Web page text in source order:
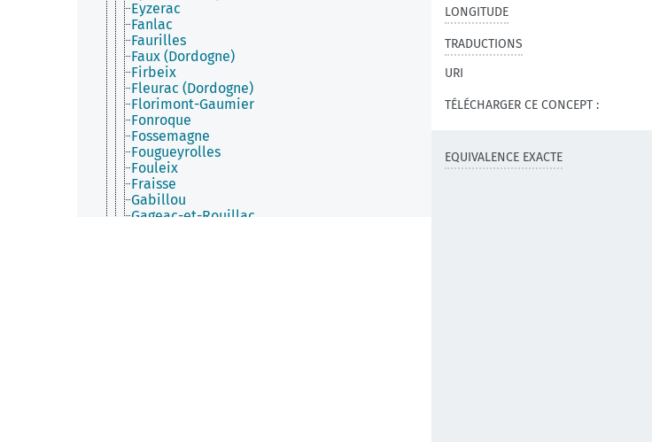
Eyzerac
Fanlac
Faurilles
Faux (Dordogne)
Firbeix
Fleurac (Dordogne)
Florimont-Gaumier
Fonroque
Fossemagne
Fougueyrolles
Fouleix
Fraisse
Gabillou
Gageac-et-Rouillac
LONGITUDE
TRADUCTIONS
URI
TÉLÉCHARGER CE CONCEPT :
EQUIVALENCE EXACTE